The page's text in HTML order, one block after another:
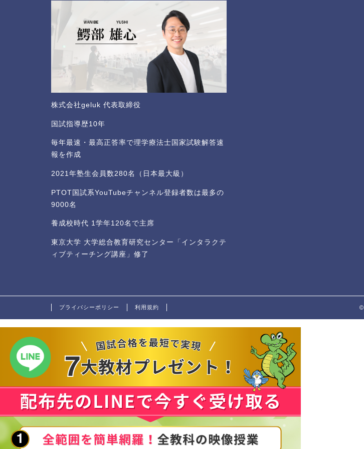
株式会社geluk 代表取締役
国試指導歴10年
毎年最速・最高正答率で理学療法士国家試験解答速
報を作成
2021年塾生会員数280名（日本最大級）
PTOT国試系YouTubeチャンネル登録者数は最多の
9000名
養成校時代 1学年120名で主席
東京大学 大学総合教育研究センター「インタラクテ
ィブティーチング講座」修了
プライバシーポリシー 利用規約